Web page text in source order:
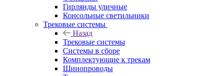
Гирлянды уличные
Консольные светильники
Трековые системы
Назад
Трековые системы
Системы в сборе
Комплектующие к трекам
Шинопроводы